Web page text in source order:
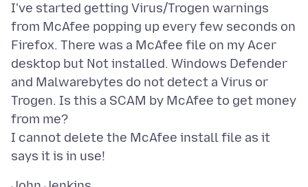
I've started getting Virus/Trogen warnings
from McAfee popping up every few seconds on
Firefox. There was a McAfee file on my Acer
desktop but Not installed. Windows Defender
and Malwarebytes do not detect a Virus or
Trogen. Is this a SCAM by McAfee to get money
from me?
I cannot delete the McAfee install file as it